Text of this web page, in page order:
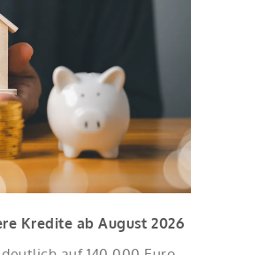
Kredite ab August 2026